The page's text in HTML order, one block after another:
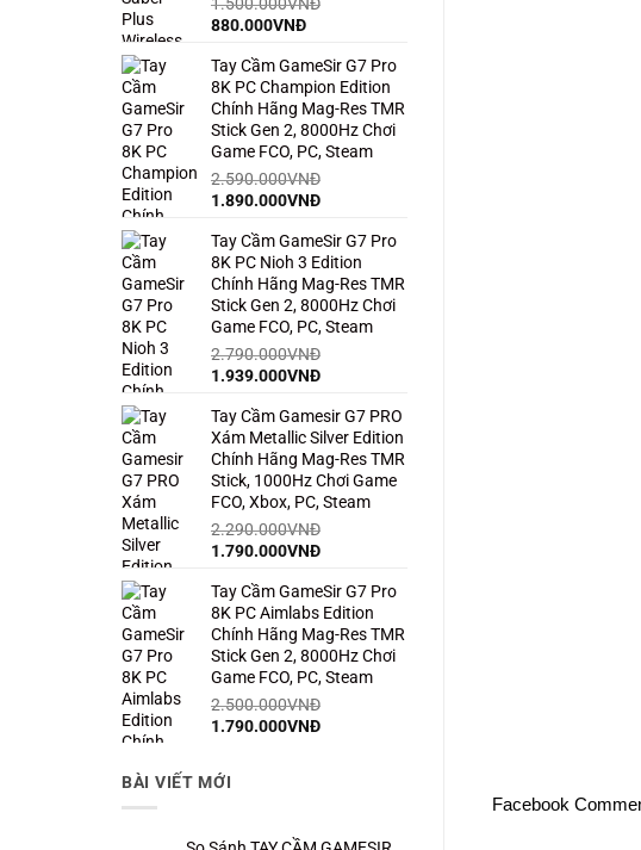
Giá
là:
1.500.000VNĐ.
880.000VNĐGiá
tại
là:
880.000VNĐ.
Tay Cầm GameSir G7 Pro
8K PC Champion Edition
Chính Hãng Mag-Res TMR
Stick Gen 2, 8000Hz Chơi
Game FCO, PC, Steam
2.590.000VNĐ
Giá
là:
2.590.000VNĐ.
1.890.000VNĐGiá
tại
là:
1.890.000VNĐ.
Tay Cầm GameSir G7 Pro
8K PC Nioh 3 Edition
Chính Hãng Mag-Res TMR
Stick Gen 2, 8000Hz Chơi
Game FCO, PC, Steam
2.790.000VNĐ
Giá
là:
2.790.000VNĐ.
1.939.000VNĐGiá
tại
là:
1.939.000VNĐ.
Tay Cầm Gamesir G7 PRO
Xám Metallic Silver Edition
Chính Hãng Mag-Res TMR
Stick, 1000Hz Chơi Game
FCO, Xbox, PC, Steam
2.290.000VNĐ
Giá
là:
2.290.000VNĐ.
1.790.000VNĐGiá
tại
là:
1.790.000VNĐ.
Tay Cầm GameSir G7 Pro
8K PC Aimlabs Edition
Chính Hãng Mag-Res TMR
Stick Gen 2, 8000Hz Chơi
Game FCO, PC, Steam
2.500.000VNĐ
Giá
2.500.000VNĐ.
1.790.000VNĐGiá
BÀI VIẾT MỚI
Facebook